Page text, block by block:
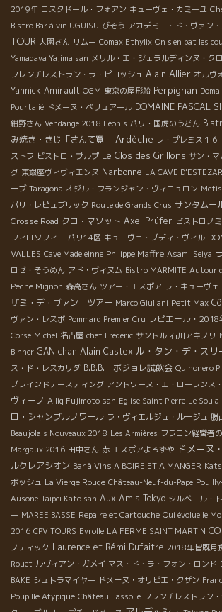
2019年 コスタドール・フォアン キューヴェ・カミーユ
Bistro Bar à vin UGUISU びそう アカデミー・ド・ヴァン
TOUR 大園さん リムー Comax Ethylix On s'en bat les
Yamadaya Yajima san メリル・エ・ジェラルディンヌ・ク
フレンチレストラン・ラ・ピヨッシュ Alain Allier オルヴ
Yannick Amirault OGM 東京の屋形船 Perpignan
Pourtalié ドメーヌ・ベリュアール DOMAINE PASCAL
紺野さん Vendange 2018 Léonis パリ・国虎のうどん
み焼き・きじ「さんて寛」
Ardèche レ・プレミス１６
ストフ ビストロ・プルプ Le Clos des Grillons サン・
グ 東銀座ヴィヴィエンヌ Narbonne LA CAVE
ーブ Taragona オジル・フランジャン・ヴィニュロン
パリ・レピュブリック Route de Grands Crus サンタムー
Crosse Road クロ・マソット Axel Prüfer ビストロノミ
フィロソフィー パリ14区 キューヴェ・ブディ・ヴィル
VALLES Cave Madeleinne Philippe Maffre Asami Seiya
ロゼ・そうめん アド・ヴィヌム Bistro MARMITE Autour
Peche Mignon 森高さん ツアー・エスポア ラ・キューヴェ
ザミ・デ・ヴァン ツアー Marco Giuliani Petit Max
ヴァン・レスポ Pommard Premier Cru ラピエール・2018
Corse Michel 名古屋 chef Frederic サントル 石川アキノリ
Binner GAN chan Alain Castex ル・タン・デ・スリ
ス・ド・レスカリダ B.B.B. ボジョレ試飲会 Quinonero
ブラインドテースティング アントワーヌ・エ・ローランス
ヴィーノ Alliq Fujimoto san Eglise Saint Pierre Le Soula
ロ・シャンブルノワール ラ・ヴィエルジュ・ルージュ 勝
Beaujolais Nouveaux 2018 Les Armières フラコン経営者
Margaux 2016 田中さん 赤 エスポアよろずや ドメーヌ
ルクレアシオン Bar à Vins A BOIRE ET A MANGER
ボッシュ La Vierge Rouge Château-Neuf-du-Pape
Ausone Taipei Kato san Aux Amis Tokyo シルベール・
ー MAREE BASSE Repaire et Cartouche Qui évolue le
2016 CPV TOURS Eyrolle LA FERME SAINT MARTIN
ノティック Laurence et Rémi Dufaitre 2018年皆既月
Rouet ルヴィアン・ガメイ マス・ド・ラ・フォン・ロンド
BAKE シュトラマイヤー ドメーヌ・オリビエ・クザン
Poupille Atypique Château Lassolle フレンチレストラン